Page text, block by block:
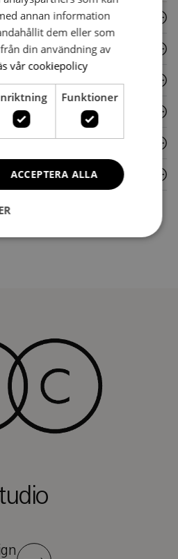
annan information
dem eller som
din användning av
vår cookiepolicy
Funktioner
ACCEPTERA ALLA